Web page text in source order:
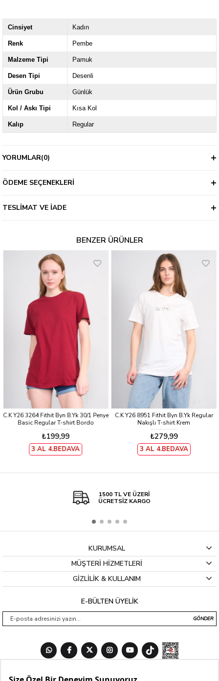
Cinsiyet Kadın
Renk Pembe
Malzeme Tipi Pamuk
Desen Tipi Desenli
Ürün Grubu Günlük
Kol / Askı Tipi Kısa Kol
Kalıp Regular
YORUMLAR(0)
ÖDEME SEÇENEKLERI
TESLIMAT VE İADE
BENZER ÜRÜNLER
C.K Y26 3264 Fithit Byn B.Yk 30/1 Penye
Basic Regular T-shirt Bordo
₺199,99
3 AL 4.BEDAVA
C.K Y26 8951 Fithit Byn B.Yk Regular
Nakışlı T-shirt Krem
₺279,99
3 AL 4.BEDAVA
1500 TL VE ÜZERİ
ÜCRETSİZ KARGO
KURUMSAL
MÜŞTERİ HİZMETLERİ
GİZLİLİK & KULLANIM
E-BÜLTEN ÜYELİK
GÖNDER